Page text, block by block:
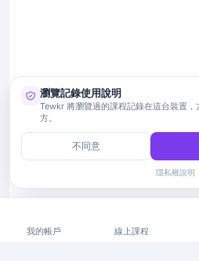
我的帳戶 線上課程
瀏覽記錄使用說明
Tewkr 將瀏覽過的課程記錄在這台裝置
方。
不同意
隱私權說明